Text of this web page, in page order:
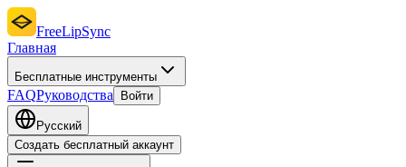
FreeLipSync
Главная
Бесплатные инструменты
FAQРуководства Войти
Русский
Создать бесплатный аккаунт